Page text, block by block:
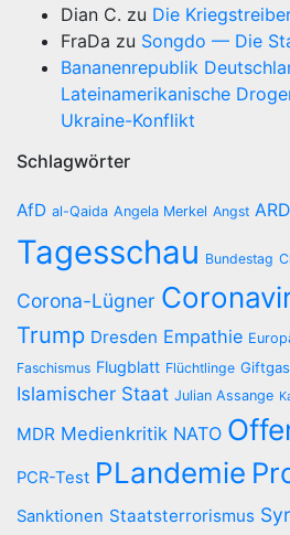
Dian C. zu Die
FraDa zu Songdo — Die
Bananenrepublik
Lateinamerikanische
Ukraine-Konflikt
Schlagwörter
AfD al-Qaida Angela Merkel Angst ARD
Tagesschau Bundestag
Corona-Lügner
Trump Dresden Empathie
Faschismus Flugblatt Flüchtlinge Giftgas
Islamischer Staat Julian Assange
MDR Medienkritik NATO
PCR-Test PLandemie
Sanktionen Staatsterrorismus